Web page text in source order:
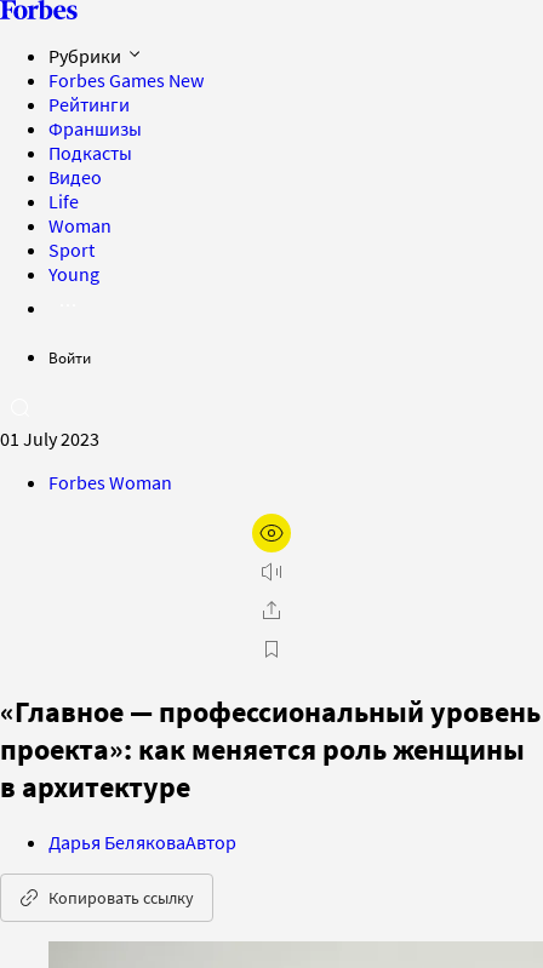
Рубрики
Forbes Games New
Рейтинги
Франшизы
Подкасты
Видео
Life
Woman
Sport
Young
Войти
01 July 2023
Forbes Woman
«Главное — профессиональный уровень
проекта»: как меняется роль женщины
в архитектуре
Дарья БеляковаАвтор
Копировать ссылку